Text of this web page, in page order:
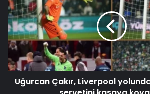
Uğurcan Çakır, Liverpool